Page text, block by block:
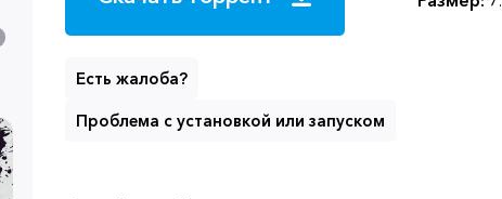
Есть жалоба?
Проблема с установкой или запуском